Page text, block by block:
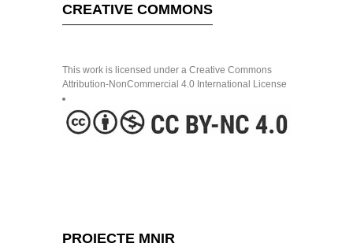
CREATIVE COMMONS
This work is licensed under a Creative Commons
Attribution-NonCommercial 4.0 International License
PROIECTE MNIR